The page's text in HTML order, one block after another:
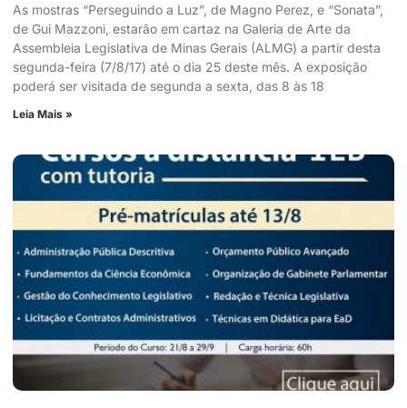
As mostras “Perseguindo a Luz”, de Magno Perez, e “Sonata”,
de Gui Mazzoni, estarão em cartaz na Galeria de Arte da
Assembleia Legislativa de Minas Gerais (ALMG) a partir desta
segunda-feira (7/8/17) até o dia 25 deste mês. A exposição
poderá ser visitada de segunda a sexta, das 8 às 18
Leia Mais »